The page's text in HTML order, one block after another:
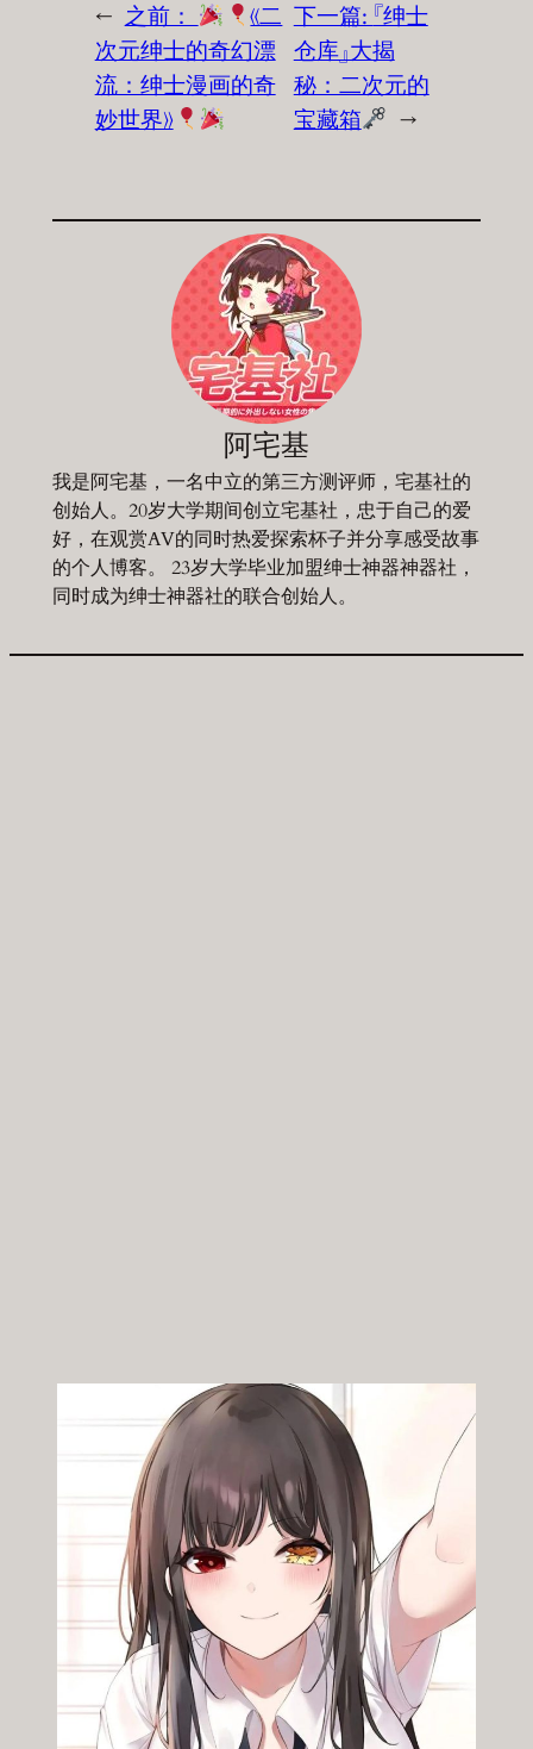
← 之前：
《二
次元绅士的奇幻漂
流：绅士漫画的奇
妙世界》
下一篇: 『绅士
仓库』大揭
秘：二次元的
宝藏箱
→
阿宅基
我是阿宅基，一名中立的第三方测评师，宅基社的
创始人。20岁大学期间创立宅基社，忠于自己的爱
好，在观赏AV的同时热爱探索杯子并分享感受故事
的个人博客。 23岁大学毕业加盟绅士神器神器社，
同时成为绅士神器社的联合创始人。